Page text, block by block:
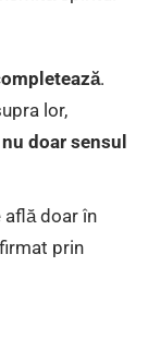
.
lor,
nu doar sensul
află doar în
prin